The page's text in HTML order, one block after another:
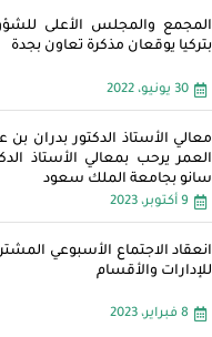
المجمع والمجلس الأعلى
بتركيا يوقعان مذكرة تعاون بجدة
30 يونيو، 2022
معالي الأستاذ الدكتور بدران بن
العمر يرحب بمعالي الأستاذ
سانو بجامعة الملك سعود
9 أكتوبر، 2023
انعقاد الاجتماع الأسبوعي
للإدارات والأقسام
8 فبراير، 2023